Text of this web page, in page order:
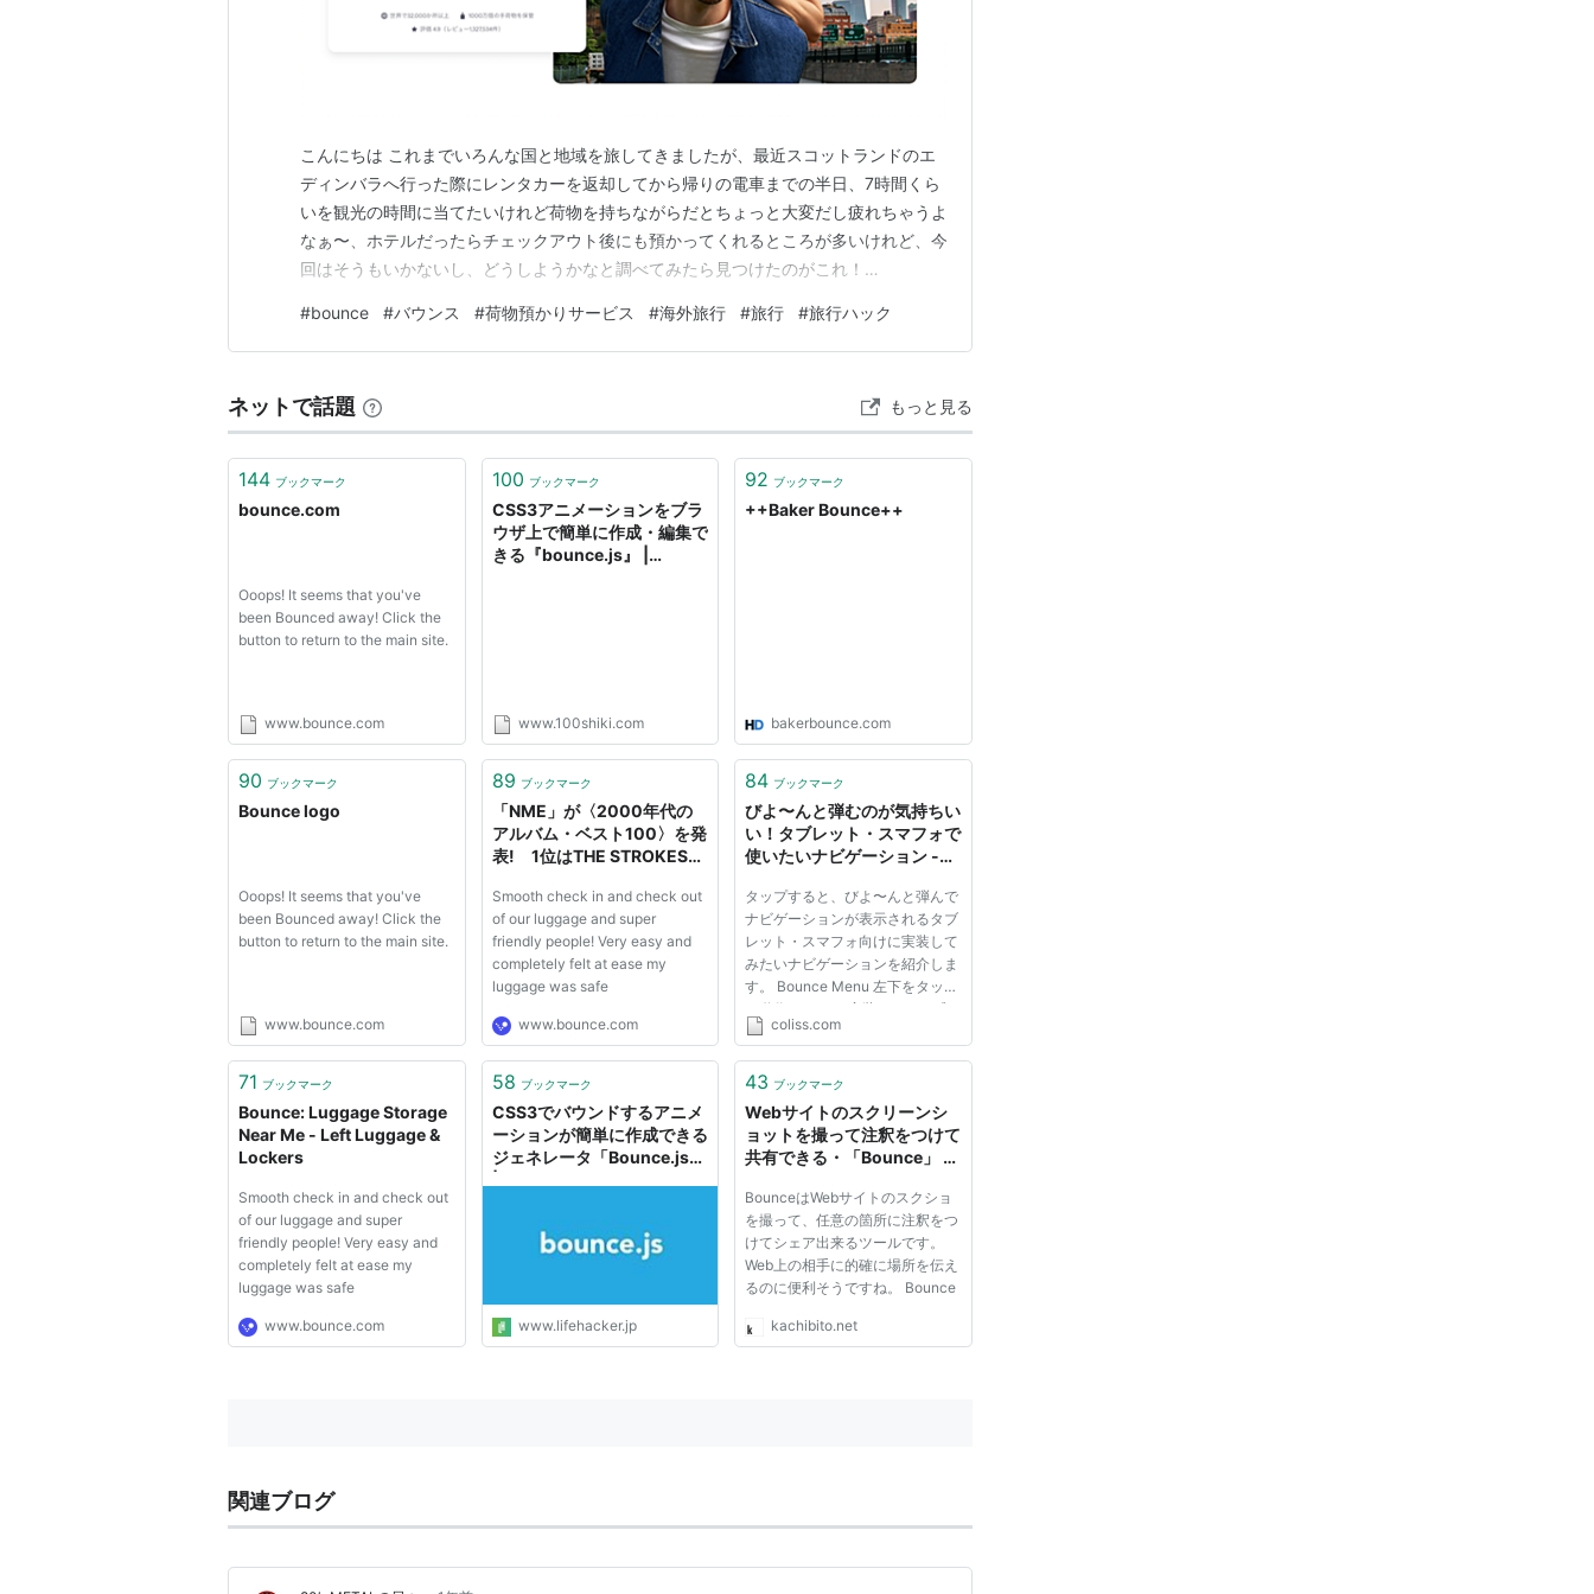
こんにちは これまでいろんな国と地域を旅してきましたが、最近スコットランドのエ
ディンバラへ行った際にレンタカーを返却してから帰りの電車までの半日、7時間くら
いを観光の時間に当てたいけれど荷物を持ちながらだとちょっと大変だし疲れちゃうよ
なぁ〜、ホテルだったらチェックアウト後にも預かってくれるところが多いけれど、今
回はそうもいかないし、どうしようかなと調べてみたら見つけたのがこれ！
時初めて知りました！ 実はアプリもあり、日本語にも対応しています◎ Bounce（バウ
ンス） ↑こちらのリンクから、クーポンコード【M…
#bounce #バウンス #荷物預かりサービス #海外旅行 #旅行 #旅行ハック
ネットで話題 もっと見る
144 ブックマーク
bounce.com
Ooops! It seems that you've
been Bounced away! Click the
button to return to the main site.
www.bounce.com
100 ブックマーク
CSS3アニメーションをブラ
ウザ上で簡単に作成・編集で
きる『bounce.js』 |
www.100shiki.com
92 ブックマーク
++Baker Bounce++
bakerbounce.com
90 ブックマーク
Bounce logo
Ooops! It seems that you've
been Bounced away! Click the
button to return to the main site.
www.bounce.com
89 ブックマーク
「NME」が〈2000年代の
アルバム・ベスト100〉を発
表! 1位はTHE STROKESの
bounce.com [ニュース]
Smooth check in and check out
of our luggage and super
friendly people! Very easy and
completely felt at ease my
luggage was safe
www.bounce.com
84 ブックマーク
びよ〜んと弾むのが気持ちい
い！タブレット・スマフォで
使いたいナビゲーション -
タップすると、びよ〜んと弾んで
ナビゲーションが表示されるタブ
レット・スマフォ向けに実装して
みたいナビゲーションを紹介しま
す。 Bounce Menu 左下をタップ
で動作します。 実装はこんな感
じです。 HTML <div
class="screen"> <div
class="lock"><a
href="">Lock</a></l...
coliss.com
71 ブックマーク
Bounce: Luggage Storage
Near Me - Left Luggage &
Lockers
Smooth check in and check out
of our luggage and super
friendly people! Very easy and
completely felt at ease my
luggage was safe
www.bounce.com
58 ブックマーク
CSS3でバウンドするアニメ
ーションが簡単に作成できる
ジェネレータ「Bounce.js」
www.lifehacker.jp
43 ブックマーク
Webサイトのスクリーンシ
ョットを撮って注釈をつけて
共有できる・「Bounce」 -
BounceはWebサイトのスクショ
を撮って、任意の箇所に注釈をつ
けてシェア出来るツールです。
Web上の相手に的確に場所を伝え
るのに便利そうですね。 Bounce
kachibito.net
関連ブログ